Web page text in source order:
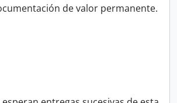
de valor permanente.